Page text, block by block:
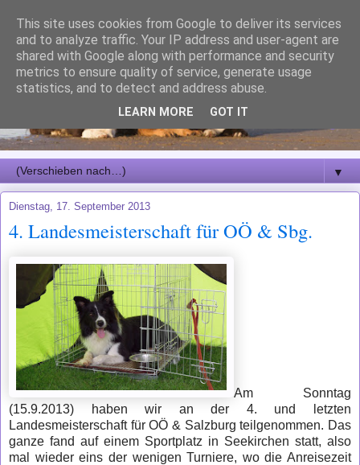
▼
Dienstag, 17. September 2013
4. Landesmeisterschaft für OÖ & Sbg.
Am Sonntag
(15.9.2013) haben wir an der 4. und letzten
Landesmeisterschaft für OÖ & Salzburg teilgenommen. Das
ganze fand auf einem Sportplatz in Seekirchen statt, also
mal wieder eins der wenigen Turniere, wo die Anreisezeit
This site uses cookies from Google to deliver its services
and to analyze traffic. Your IP address and user-agent are
shared with Google along with performance and security
metrics to ensure quality of service, generate usage
statistics, and to detect and address abuse.
LEARN MORE GOT IT